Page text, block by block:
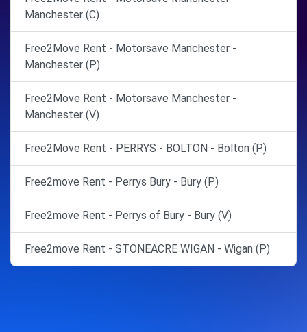
Manchester (C)
Free2Move Rent - Motorsave Manchester -
Manchester (P)
Free2Move Rent - Motorsave Manchester -
Manchester (V)
Free2Move Rent - PERRYS - BOLTON - Bolton (P)
Free2move Rent - Perrys Bury - Bury (P)
Free2move Rent - Perrys of Bury - Bury (V)
Free2move Rent - STONEACRE WIGAN - Wigan (P)